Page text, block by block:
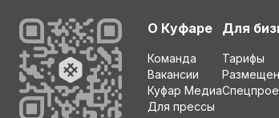
О Куфаре
Команда
Вакансии
Куфар Медиа
Для прессы
Для
Тарифы